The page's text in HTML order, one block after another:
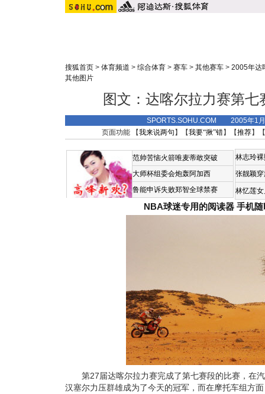
搜狐首页 > 体育频道 > 综合体育 > 赛车 > 其他赛车 > 2005年达
其他图片
图文：达喀尔拉力赛第
SPORTS.SOHU.COM 2005年1
页面功能 【我来说两句 】【我要“揪”错】【推荐】
范帅苦恼火箭唯麦蒂敢突破
大师杯组委会炮轰阿加西
鲁能申诉失败郑智全球禁赛
林志玲
张靓颖
林忆莲
NBA球迷专用的阅读器 手机
第27届达喀尔拉力赛完成了第七赛段的比赛，在汽
汉塞尔力压群雄成为了今天的冠军，而在摩托车组方